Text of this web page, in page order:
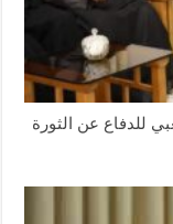
للدفاع عن الثورة